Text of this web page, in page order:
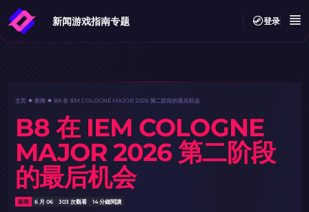
新闻游戏指南专题 登录
主页 新闻 B8 在 IEM COLOGNE MAJOR 2026 第二阶段的最后机会
B8 在 IEM COLOGNE
MAJOR 2026 第二阶段
的最后机会
新闻 6 月 06 303 次觀看 14 分鐘閱讀